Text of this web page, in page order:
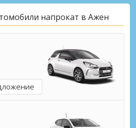
напрокат в Ажен